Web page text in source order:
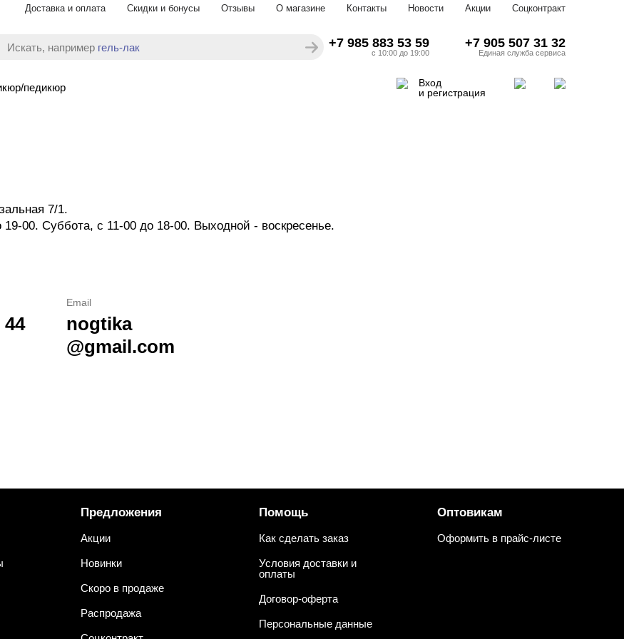
Доставка и оплата Скидки и бонусы Отзывы О магазине Контакты Новости Акции Соцконтракт
Искать, например гель-лак +7 985 883 53 59
с 10:00 до 19:00
+7 905 507 31 32
Единая служба сервиса
педикюр
Вход
и регистрация
7/1.
00. Суббота, с 11-00 до 18-00. Выходной - воскресенье.
44
Email
nogtika
@gmail.com
Предложения
Акции
Новинки
Скоро в продаже
Распродажа
Помощь
Как сделать заказ
Условия доставки и
оплаты
Договор-оферта
Персональные данные
Оптовикам
Оформить в прайс-листе